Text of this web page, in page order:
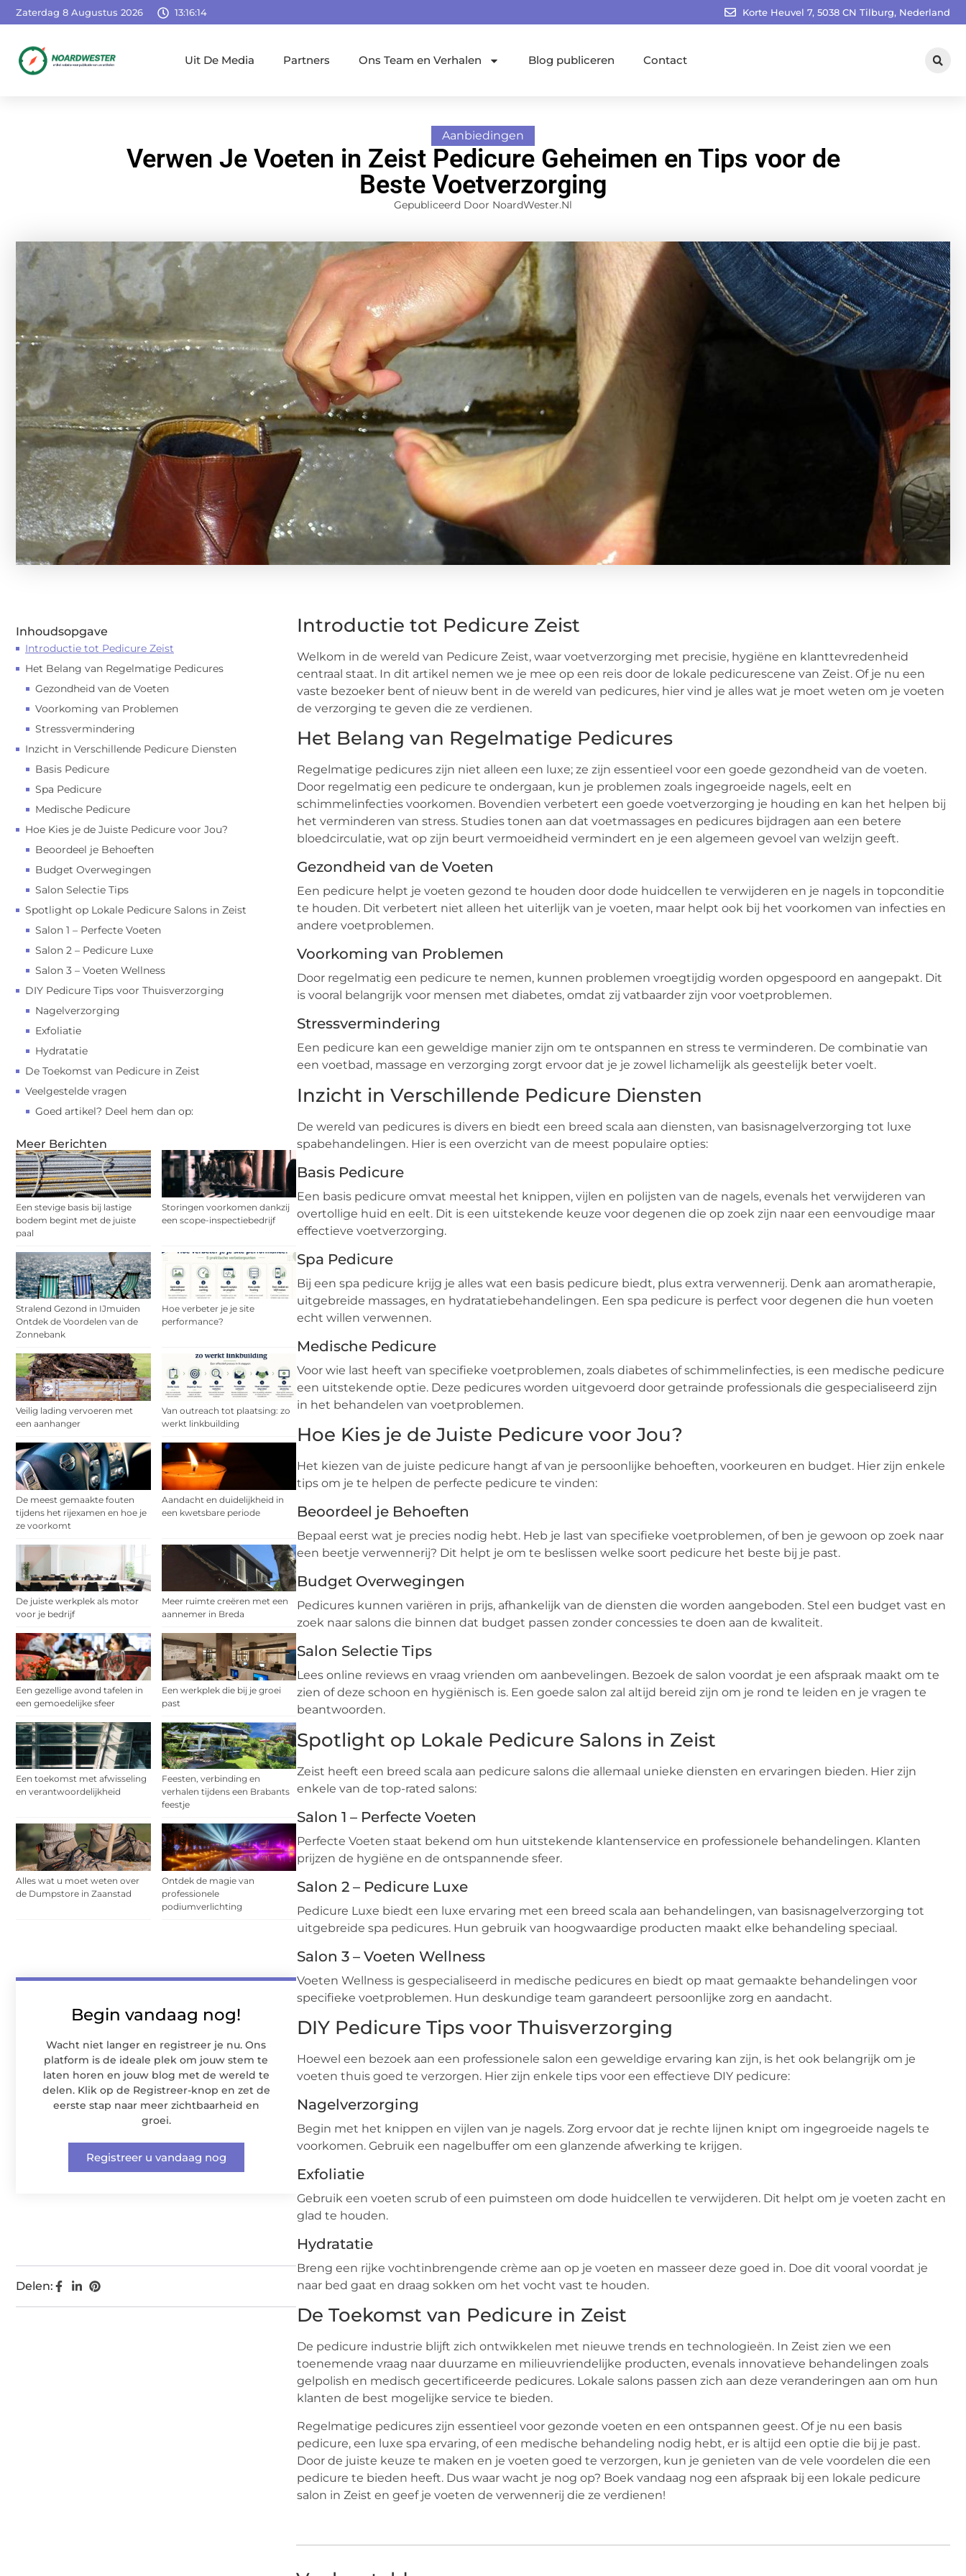
Zaterdag 8 Augustus 2026 13:16:16 Korte Heuvel 7, 5038 CN Tilburg, Nederland
Uit De Media Partners Ons Team en Verhalen Blog publiceren Contact
Aanbiedingen
Verwen Je Voeten in Zeist Pedicure Geheimen en Tips voor de
Beste Voetverzorging
Gepubliceerd Door NoardWester.nl
Inhoudsopgave
Introductie tot Pedicure Zeist
Het Belang van Regelmatige Pedicures
Gezondheid van de Voeten
Voorkoming van Problemen
Stressvermindering
Inzicht in Verschillende Pedicure Diensten
Basis Pedicure
Spa Pedicure
Medische Pedicure
Hoe Kies je de Juiste Pedicure voor Jou?
Beoordeel je Behoeften
Budget Overwegingen
Salon Selectie Tips
Spotlight op Lokale Pedicure Salons in Zeist
Salon 1 – Perfecte Voeten
Salon 2 – Pedicure Luxe
Salon 3 – Voeten Wellness
DIY Pedicure Tips voor Thuisverzorging
Nagelverzorging
Exfoliatie
Hydratatie
De Toekomst van Pedicure in Zeist
Veelgestelde vragen
Goed artikel? Deel hem dan op:
Meer Berichten
Een stevige basis bij lastige
bodem begint met de juiste
paal
Storingen voorkomen dankzij
een scope-inspectiebedrijf
Stralend Gezond in IJmuiden
Ontdek de Voordelen van de
Zonnebank
Hoe verbeter je je site
performance?
Veilig lading vervoeren met
een aanhanger
Van outreach tot plaatsing: zo
werkt linkbuilding
De meest gemaakte fouten
tijdens het rijexamen en hoe je
ze voorkomt
Aandacht en duidelijkheid in
een kwetsbare periode
De juiste werkplek als motor
voor je bedrijf
Meer ruimte creëren met een
aannemer in Breda
Een gezellige avond tafelen in
een gemoedelijke sfeer
Een werkplek die bij je groei
past
Een toekomst met afwisseling
en verantwoordelijkheid
Feesten, verbinding en
verhalen tijdens een Brabants
feestje
Alles wat u moet weten over
de Dumpstore in Zaanstad
Ontdek de magie van
professionele
podiumverlichting
Begin vandaag nog!
Wacht niet langer en registreer je nu. Ons
platform is de ideale plek om jouw stem te
laten horen en jouw blog met de wereld te
delen. Klik op de Registreer-knop en zet de
eerste stap naar meer zichtbaarheid en
groei.
Registreer u vandaag nog
Delen:
Introductie tot Pedicure Zeist
Welkom in de wereld van Pedicure Zeist, waar voetverzorging met precisie, hygiëne en klanttevredenheid
centraal staat. In dit artikel nemen we je mee op een reis door de lokale pedicurescene van Zeist. Of je nu een
vaste bezoeker bent of nieuw bent in de wereld van pedicures, hier vind je alles wat je moet weten om je voeten
de verzorging te geven die ze verdienen.
Het Belang van Regelmatige Pedicures
Regelmatige pedicures zijn niet alleen een luxe; ze zijn essentieel voor een goede gezondheid van de voeten.
Door regelmatig een pedicure te ondergaan, kun je problemen zoals ingegroeide nagels, eelt en
schimmelinfecties voorkomen. Bovendien verbetert een goede voetverzorging je houding en kan het helpen bij
het verminderen van stress. Studies tonen aan dat voetmassages en pedicures bijdragen aan een betere
bloedcirculatie, wat op zijn beurt vermoeidheid vermindert en je een algemeen gevoel van welzijn geeft.
Gezondheid van de Voeten
Een pedicure helpt je voeten gezond te houden door dode huidcellen te verwijderen en je nagels in topconditie
te houden. Dit verbetert niet alleen het uiterlijk van je voeten, maar helpt ook bij het voorkomen van infecties en
andere voetproblemen.
Voorkoming van Problemen
Door regelmatig een pedicure te nemen, kunnen problemen vroegtijdig worden opgespoord en aangepakt. Dit
is vooral belangrijk voor mensen met diabetes, omdat zij vatbaarder zijn voor voetproblemen.
Stressvermindering
Een pedicure kan een geweldige manier zijn om te ontspannen en stress te verminderen. De combinatie van
een voetbad, massage en verzorging zorgt ervoor dat je je zowel lichamelijk als geestelijk beter voelt.
Inzicht in Verschillende Pedicure Diensten
De wereld van pedicures is divers en biedt een breed scala aan diensten, van basisnagelverzorging tot luxe
spabehandelingen. Hier is een overzicht van de meest populaire opties:
Basis Pedicure
Een basis pedicure omvat meestal het knippen, vijlen en polijsten van de nagels, evenals het verwijderen van
overtollige huid en eelt. Dit is een uitstekende keuze voor degenen die op zoek zijn naar een eenvoudige maar
effectieve voetverzorging.
Spa Pedicure
Bij een spa pedicure krijg je alles wat een basis pedicure biedt, plus extra verwennerij. Denk aan aromatherapie,
uitgebreide massages, en hydratatiebehandelingen. Een spa pedicure is perfect voor degenen die hun voeten
echt willen verwennen.
Medische Pedicure
Voor wie last heeft van specifieke voetproblemen, zoals diabetes of schimmelinfecties, is een medische pedicure
een uitstekende optie. Deze pedicures worden uitgevoerd door getrainde professionals die gespecialiseerd zijn
in het behandelen van voetproblemen.
Hoe Kies je de Juiste Pedicure voor Jou?
Het kiezen van de juiste pedicure hangt af van je persoonlijke behoeften, voorkeuren en budget. Hier zijn enkele
tips om je te helpen de perfecte pedicure te vinden:
Beoordeel je Behoeften
Bepaal eerst wat je precies nodig hebt. Heb je last van specifieke voetproblemen, of ben je gewoon op zoek naar
een beetje verwennerij? Dit helpt je om te beslissen welke soort pedicure het beste bij je past.
Budget Overwegingen
Pedicures kunnen variëren in prijs, afhankelijk van de diensten die worden aangeboden. Stel een budget vast en
zoek naar salons die binnen dat budget passen zonder concessies te doen aan de kwaliteit.
Salon Selectie Tips
Lees online reviews en vraag vrienden om aanbevelingen. Bezoek de salon voordat je een afspraak maakt om te
zien of deze schoon en hygiënisch is. Een goede salon zal altijd bereid zijn om je rond te leiden en je vragen te
beantwoorden.
Spotlight op Lokale Pedicure Salons in Zeist
Zeist heeft een breed scala aan pedicure salons die allemaal unieke diensten en ervaringen bieden. Hier zijn
enkele van de top-rated salons:
Salon 1 – Perfecte Voeten
Perfecte Voeten staat bekend om hun uitstekende klantenservice en professionele behandelingen. Klanten
prijzen de hygiëne en de ontspannende sfeer.
Salon 2 – Pedicure Luxe
Pedicure Luxe biedt een luxe ervaring met een breed scala aan behandelingen, van basisnagelverzorging tot
uitgebreide spa pedicures. Hun gebruik van hoogwaardige producten maakt elke behandeling speciaal.
Salon 3 – Voeten Wellness
Voeten Wellness is gespecialiseerd in medische pedicures en biedt op maat gemaakte behandelingen voor
specifieke voetproblemen. Hun deskundige team garandeert persoonlijke zorg en aandacht.
DIY Pedicure Tips voor Thuisverzorging
Hoewel een bezoek aan een professionele salon een geweldige ervaring kan zijn, is het ook belangrijk om je
voeten thuis goed te verzorgen. Hier zijn enkele tips voor een effectieve DIY pedicure:
Nagelverzorging
Begin met het knippen en vijlen van je nagels. Zorg ervoor dat je rechte lijnen knipt om ingegroeide nagels te
voorkomen. Gebruik een nagelbuffer om een glanzende afwerking te krijgen.
Exfoliatie
Gebruik een voeten scrub of een puimsteen om dode huidcellen te verwijderen. Dit helpt om je voeten zacht en
glad te houden.
Hydratatie
Breng een rijke vochtinbrengende crème aan op je voeten en masseer deze goed in. Doe dit vooral voordat je
naar bed gaat en draag sokken om het vocht vast te houden.
De Toekomst van Pedicure in Zeist
De pedicure industrie blijft zich ontwikkelen met nieuwe trends en technologieën. In Zeist zien we een
toenemende vraag naar duurzame en milieuvriendelijke producten, evenals innovatieve behandelingen zoals
gelpolish en medisch gecertificeerde pedicures. Lokale salons passen zich aan deze veranderingen aan om hun
klanten de best mogelijke service te bieden.
Regelmatige pedicures zijn essentieel voor gezonde voeten en een ontspannen geest. Of je nu een basis
pedicure, een luxe spa ervaring, of een medische behandeling nodig hebt, er is altijd een optie die bij je past.
Door de juiste keuze te maken en je voeten goed te verzorgen, kun je genieten van de vele voordelen die een
pedicure te bieden heeft. Dus waar wacht je nog op? Boek vandaag nog een afspraak bij een lokale pedicure
salon in Zeist en geef je voeten de verwennerij die ze verdienen!